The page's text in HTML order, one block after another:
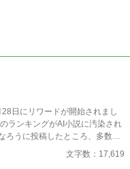
日にリワードが開始されまし
ランキングがAI小説に汚染され
ろうに投稿したところ、多数の
のノウハウを結集した、AI小説
ウハウは随時更新中です。 アル
文字数：17,619